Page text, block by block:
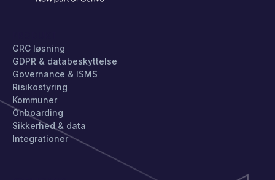
GRC løsning
GDPR & databeskyttelse
Governance & ISMS
Risikostyring
Kommuner
Onboarding
Sikkerhed & data
Integrationer